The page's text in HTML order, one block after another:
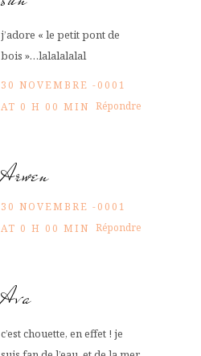
j’adore « le petit pont de
bois »…lalalalalal
30 NOVEMBRE -0001
AT 0 H 00 MIN Répondre
Arwen
30 NOVEMBRE -0001
AT 0 H 00 MIN Répondre
Ava
c’est chouette, en effet ! je